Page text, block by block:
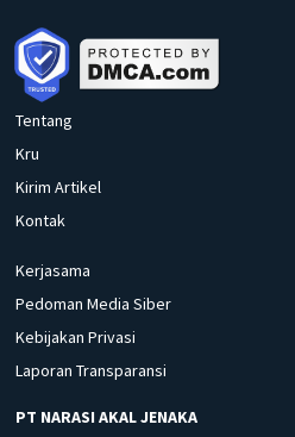
Tentang
Kru
Kirim Artikel
Kontak
Kerjasama
Pedoman Media Siber
Kebijakan Privasi
Laporan Transparansi
PT NARASI AKAL JENAKA